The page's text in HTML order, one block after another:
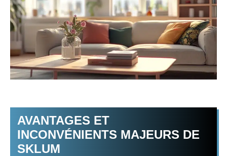
AVANTAGES ET
INCONVÉNIENTS MAJEURS DE
SKLUM